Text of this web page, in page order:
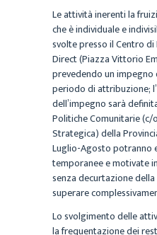
Le attività inerenti la
che è individuale e
svolte presso il Centro
Direct (Piazza Vittorio
prevedendo un
periodo di attribuzione;
dell’impegno sarà
Politiche Comunitarie
Strategica) della
Luglio-Agosto potranno
temporanee e motivate
senza decurtazione
superare
Lo svolgimento delle
la frequentazione dei